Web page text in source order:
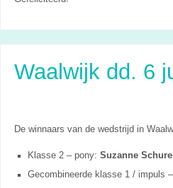
Waalwijk dd. 6
De winnaars van de wedstrijd in
Klasse 2 – pony: Suzanne
Gecombineerde klasse 1 / impuls